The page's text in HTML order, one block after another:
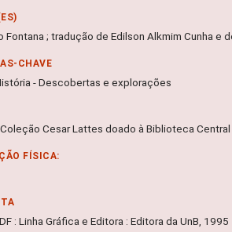
Fontana ; tradução de Edilson Alkmim Cunha e
CHAVE
- Descobertas e explorações
Cesar Lattes doado à Biblioteca
FÍSICA:
: Linha Gráfica e Editora : Editora da UnB, 1995